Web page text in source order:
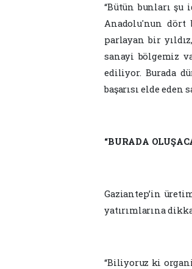
“Bütün bunları şu
Anadolu'nun dört
parlayan bir
sanayi bölgemiz
ediliyor. Burada
başarısı elde
“BURADA
Gaziantep’in
yatırımlarına
“Biliyoruz ki